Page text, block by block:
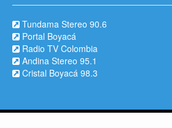
Tundama Stereo 90.6
Portal Boyacá
Radio TV Colombia
Andina Stereo 95.1
Cristal Boyacá 98.3